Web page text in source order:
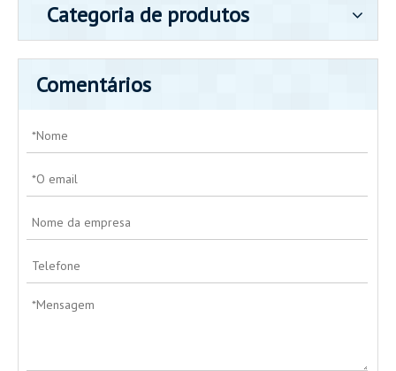
Categoria de produtos
Comentários